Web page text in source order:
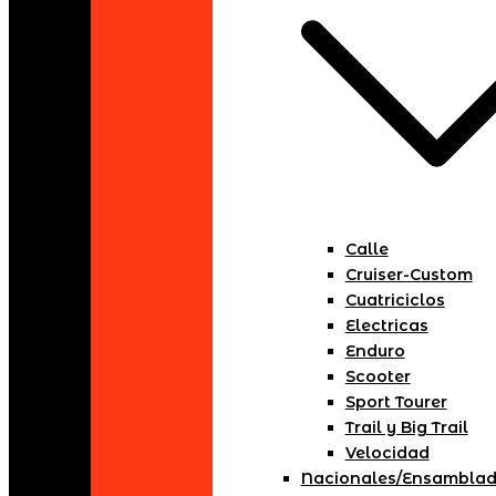
Calle
Cruiser-Custom
Cuatriciclos
Electricas
Enduro
Scooter
Sport Tourer
Trail y Big Trail
Velocidad
Nacionales/